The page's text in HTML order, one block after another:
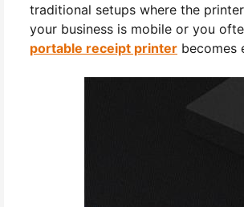
traditional setups where the
your business is mobile or you
portable receipt printer becomes